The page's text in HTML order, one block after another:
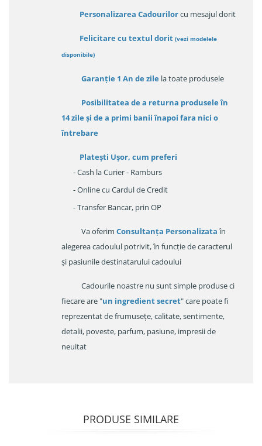
Personalizarea Cadourilorcu mesajul dorit
Felicitare cu textul dorit (vezi modelele
disponibile)
Garanție 1 An de zile la toate produsele
Posibilitatea de a returna produsele în
14 zileși de a primi banii înapoi fara nici o
întrebare
Platești Ușor, cum preferi
- Cash la Curier - Ramburs
- Online cu Cardul de Credit
- Transfer Bancar, prin OP
Va oferim Consultanța Personalizataîn
alegerea cadoulul potrivit, în funcție de caracterul
și pasiunile destinatarului cadoului
Cadourile noastre nu sunt simple produse ci
fiecare are "un ingredient secret" care poate fi
reprezentat de frumusețe, calitate, sentimente,
detalii, poveste, parfum, pasiune, impresii de
neuitat
PRODUSE SIMILARE